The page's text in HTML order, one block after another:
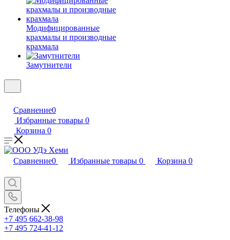
Модифицированные
крахмалы и производные
крахмала
Замутнители
Сравнение0
Избранные товары 0
Корзина 0
Сравнение0 Избранные товары 0 Корзина 0
Телефоны
+7 495 662-38-98
+7 495 724-41-12